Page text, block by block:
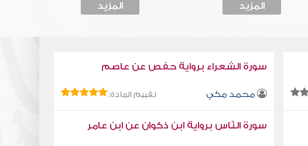
المزيد المزيد
سورة الشعراء برواية حفص عن عاصم
محمد مكي تقييم المادة:
سورة النّاس برواية ابن ذكوان عن ابن عامر